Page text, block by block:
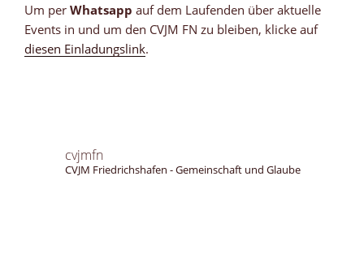
Um per Whatsapp auf dem Laufenden über aktuelle
Events in und um den CVJM FN zu bleiben, klicke auf
diesen Einladungslink.
cvjmfn
CVJM Friedrichshafen - Gemeinschaft und Glaube